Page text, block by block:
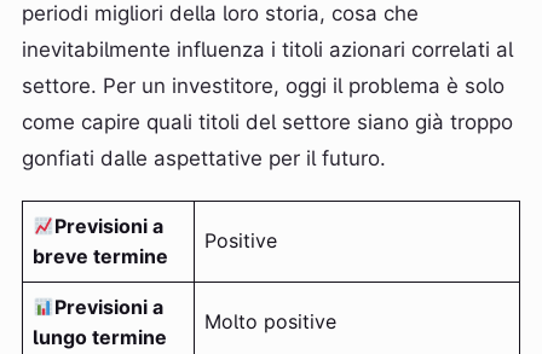
periodi migliori della loro storia, cosa che
inevitabilmente influenza i titoli azionari correlati al
settore. Per un investitore, oggi il problema è solo
come capire quali titoli del settore siano già troppo
gonfiati dalle aspettative per il futuro.
Previsioni a
breve termine
Positive
Previsioni a
lungo termine
Molto positive